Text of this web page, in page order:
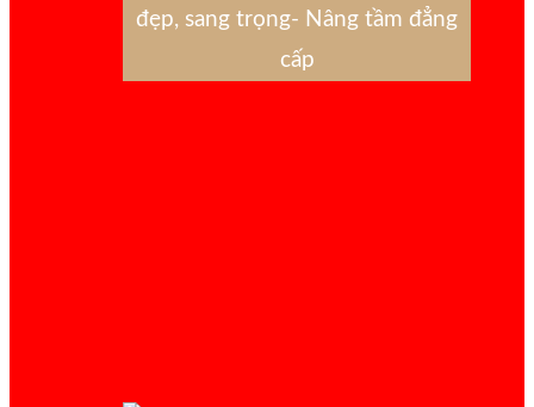
đẹp, sang trọng- Nâng tầm đẳng
cấp